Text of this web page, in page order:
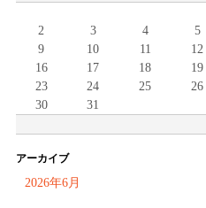
2
3 4 5
9
10 11 12
16
17 18 19
23
24 25 26
30
31
アーカイブ
2026年6月